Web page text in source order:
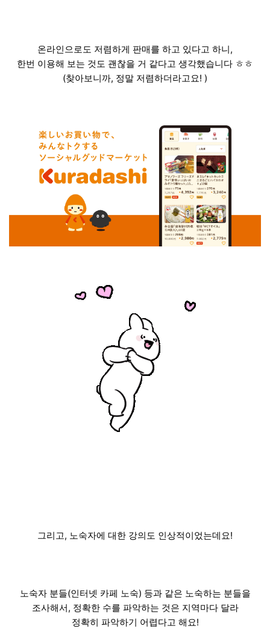
온라인으로도 저렴하게 판매를 하고 있다고 하니,
한번 이용해 보는 것도 괜찮을 거 같다고 생각했습니다 ㅎㅎ
(찾아보니까, 정말 저렴하더라고요! )
그리고, 노숙자에 대한 강의도 인상적이었는데요!
노숙자 분들(인터넷 카페 노숙) 등과 같은 노숙하는 분들을
조사해서, 정확한 수를 파악하는 것은 지역마다 달라
정확히 파악하기 어렵다고 해요!